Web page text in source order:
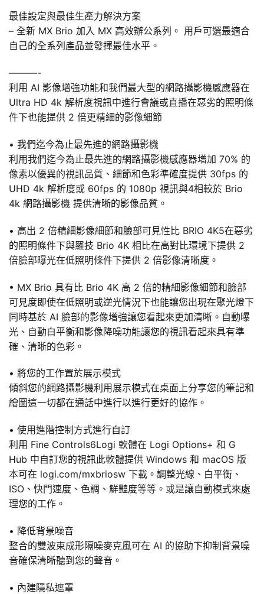
最佳設定與最佳生產力解決方案
– 全新 MX Brio 加入 MX 高效辦公系列。 用戶可選最適合
自己的全系列產品並發揮最佳水平。
———-
利用 AI 影像增強功能和我們最大型的網路攝影機感應器在
Ultra HD 4k 解析度視訊中進行會議或直播在惡劣的照明條
件下也能提供 2 倍更精細的影像細節
• 我們迄今為止最先進的網路攝影機
利用我們迄今為止最先進的網路攝影機感應器增加 70% 的
像素以優異的視訊品質、細節和色彩準確度提供 30fps 的
UHD 4k 解析度或 60fps 的 1080p 視訊與4相較於 Brio
4k 網路攝影機 提供清晰的影像品質。
• 高出 2 倍精細影像細節和臉部可見性比 BRIO 4K5在惡劣
的照明條件下與羅技 Brio 4K 相比在高對比環境下提供 2
倍臉部曝光在低照明條件下提供 2 倍影像清晰度。
• MX Brio 具有比 Brio 4K 高 2 倍的精細影像細節和臉部
可見度即使在低照明或逆光情況下也能讓您出現在聚光燈下
同時基於 AI 臉部的影像增強讓您看起來更加清晰。自動曝
光、自動白平衡和影像降噪功能讓您的視訊看起來具有準
確、清晰的色彩。
• 將您的工作置於展示模式
傾斜您的網路攝影機利用展示模式在桌面上分享您的筆記和
繪圖這一切都在通話中進行以進行更好的協作。
• 使用進階控制方式進行自訂
利用 Fine Controls6Logi 軟體在 Logi Options+ 和 G
Hub 中自訂您的視訊此軟體提供 Windows 和 macOS 版
本可在 logi.com/mxbriosw 下載。調整光線、白平衡、
ISO、快門速度、色調、鮮豔度等等。或是讓自動模式來處
理您的工作。
• 降低背景噪音
整合的雙波束成形隔噪麥克風可在 AI 的協助下抑制背景噪
音確保清晰聽到您的聲音。
• 內建隱私遮罩